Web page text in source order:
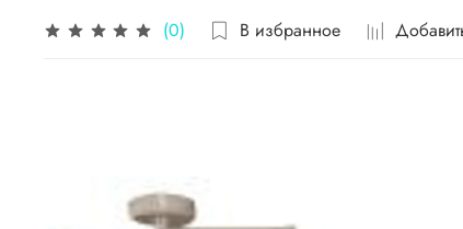
(0) В избранное